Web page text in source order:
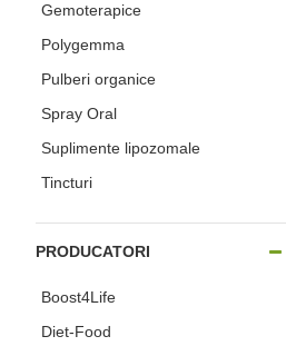
Gemoterapice
Polygemma
Pulberi organice
Spray Oral
Suplimente lipozomale
Tincturi
PRODUCATORI
Boost4Life
Diet-Food